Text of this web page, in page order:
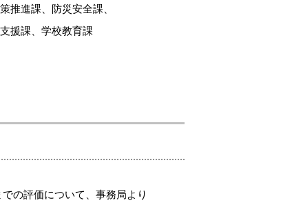
進課、防災安全課、
援課、 学校教育課
評価について、事務局より